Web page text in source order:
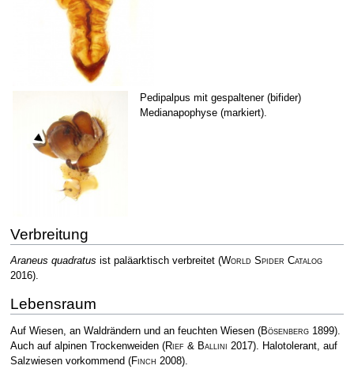
Pedipalpus mit gespaltener (bifider)
Medianapophyse (markiert).
Verbreitung
Araneus quadratus ist paläarktisch verbreitet (World Spider Catalog
2016).
Lebensraum
Auf Wiesen, an Waldrändern und an feuchten Wiesen (Bösenberg1899).
Auch auf alpinen Trockenweiden (Rief & Ballini 2017). Halotolerant, auf
Salzwiesen vorkommend (Finch 2008).